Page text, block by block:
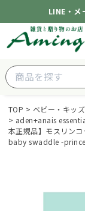
LINE・メ
TOP ベビー・キッズ
aden+anais
本正規品】モスリン
baby swaddle -